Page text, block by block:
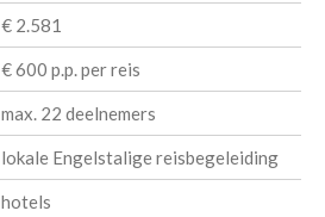
€ 2.581
€ 600 p.p. per reis
max. 22 deelnemers
lokale Engelstalige reisbegeleiding
hotels